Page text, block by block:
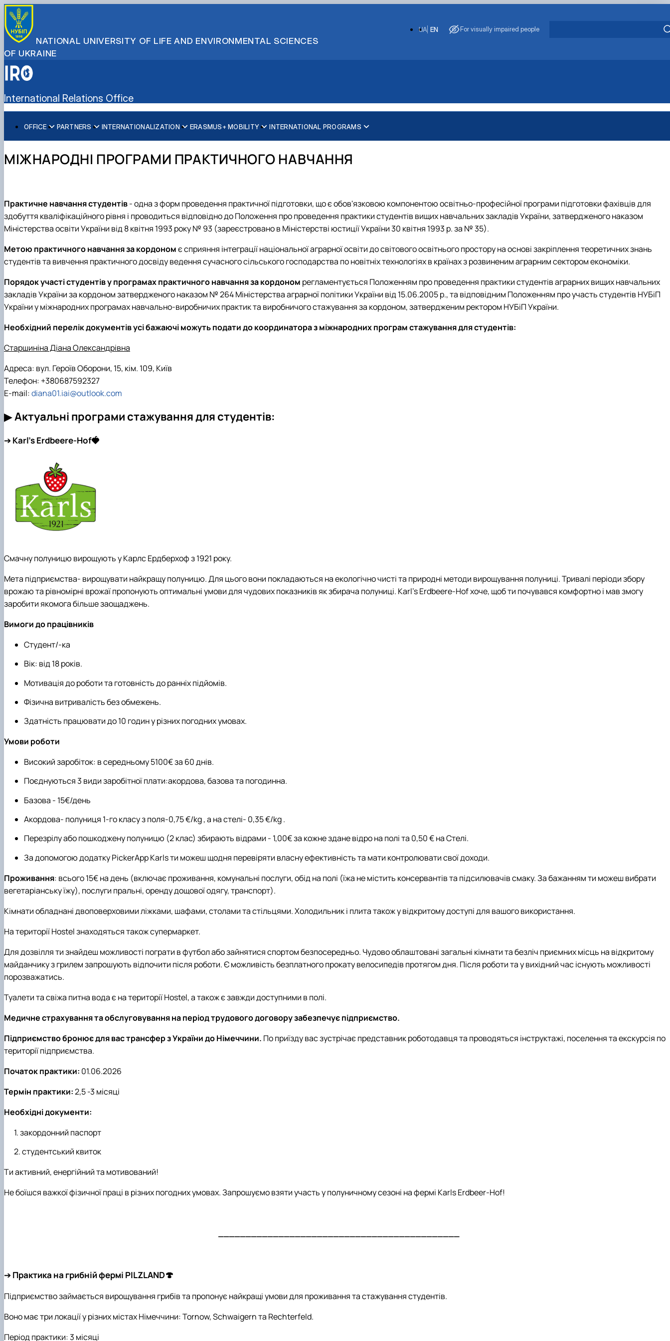
NATIONAL UNIVERSITY OF LIFE AND ENVIRONMENTAL SCIENCES
OF UKRAINE
EN
UA For visually impaired people
International Relations Office
OFFICE
About us
Faculty International Coordinators
PARTNERS
Global Partnership Map
Partner Companies
INTERNATIONALIZATION
Internationalization Strategy
Sustainable Development
ERASMUS+ MOBILITY
For Students
Reports
INTERNATIONAL PROGRAMS
Double Degree Programmes
Collaborative Online International Learning (COIL)
МІЖНАРОДНІ ПРОГРАМИ ПРАКТИЧНОГО НАВЧАННЯ
Практичне навчання студентів- одна з форм проведення практичної підготовки, що є обов'язковою компонентою освітньо-професійної програми підготовки фахівців для
здобуття кваліфікаційного рівня і проводиться відповідно до Положення про проведення практики студентів вищих навчальних закладів України, затвердженого наказом
Міністерства освіти України від 8 квітня 1993 року № 93 (зареєстровано в Міністерстві юстиції України 30 квітня 1993 р. за № 35).
Метою практичного навчання за кордономє сприяння інтеграції національної аграрної освіти до світового освітнього простору на основі закріплення теоретичних знань
студентів та вивчення практичного досвіду ведення сучасного сільського господарства по новітніх технологіях в країнах з розвиненим аграрним сектором економіки.
Порядок участі студентів у програмах практичного навчання за кордоном регламентується Положенням про проведення практики студентів аграрних вищих навчальних
закладів України за кордоном затвердженого наказом № 264 Міністерства аграрної політики України від 15.06.2005 р., та відповідним Положенням про участь студентів НУБіП
України у міжнародних програмах навчально-виробничих практик та виробничого стажування за кордоном, затвердженим ректором НУБіП України.
Необхідний перелік документів усі бажаючі можуть подати до координатора з міжнародних програм стажування для студентів:
Старшиніна Діана Олександрівна
Адреса: вул. Героїв Оборони, 15, кім. 109, Київ
Телефон: +380687592327
E-mail:diana01.iai@outlook.com
▶Актуальні програми стажування для студентів:
➔Karl’s Erdbeere-Hof🍓
Смачну полуницю вирощують у Карлс Ердберхоф з 1921 року.
Мета підприємства- вирощувати найкращу полуницю. Для цього вони покладаються на екологічно чисті та природні методи вирощування полуниці. Тривалі періоди збору
врожаю та рівномірні врожаї пропонують оптимальні умови для чудових показників як збирача полуниці. Karl’s Erdbeere-Hof хоче, щоб ти почувався комфортно і мав змогу
заробити якомога більше заощаджень.
Вимоги до працівників
Студент/-ка
Вік: від 18 років.
Мотивація до роботи та готовність до ранніх підйомів.
Фізична витривалість без обмежень.
Здатність працювати до 10 годин у різних погодних умовах.
Умови роботи
Високий заробіток: в середньому 5100€ за 60 днів.
Поєднуються 3 види заробітної плати:акордова, базова та погодинна.
Базова - 15€/день
Акордова- полуниця 1-го класу з поля-0,75 €/kg , а на стелі- 0,35 €/kg .
Перезрілу або пошкоджену полуницю (2 клас) збирають відрами - 1,00€ за кожне здане відро на полі та 0,50 € на Стелі.
За допомогою додатку PickerApp Karls ти можеш щодня перевіряти власну ефективність та мати контролювати свої доходи.
Проживання: всього 15€ на день (включає проживання, комунальні послуги, обід на полі (їжа не містить консервантів та підсилювачів смаку. За бажанням ти можеш вибрати
вегетаріанську їжу), послуги пральні, оренду дощової одягу, транспорт).
Кімнати обладнані двоповерховими ліжками, шафами, столами та стільцями. Холодильник і плита також у відкритому доступі для вашого використання.
На території Hostel знаходяться також супермаркет.
Для дозвілля ти знайдеш можливості пограти в футбол або зайнятися спортом безпосередньо. Чудово облаштовані загальні кімнати та безліч приємних місць на відкритому
майданчику з грилем запрошують відпочити після роботи. Є можливість безплатного прокату велосипедів протягом дня. Після роботи та у вихідний час існують можливості
порозважатись.
Туалети та свіжа питна вода є на території Hostel, а також є завжди доступними в полі.
Медичне страхування та обслуговування на період трудового договору забезпечує підприємство.
Підприємство бронює для вас трансфер з України до Німеччини. По приїзду вас зустрічає представник роботодавця та проводяться інструктажі, поселення та екскурсія по
території підприємства.
Початок практики: 01.06.2026
Термін практики:2,5 -3 місяці
Необхідні документи:
закордонний паспорт
студентський квиток
Ти активний, енергійний та мотивований!
Не боїшся важкої фізичної праці в різних погодних умовах. Запрошуємо взяти участь у полуничному сезоні на фермі Karls Erdbeer-Hof!
➔Практика на грибній фермі PILZLAND🍄‍
Підприємство займається вирощування грибів та пропонує найкращі умови для проживання та стажування студентів.
Воно має три локації у різних містах Німеччини: Tornow, Schwaigern та Rechterfeld.
Період практики: 3 місяці